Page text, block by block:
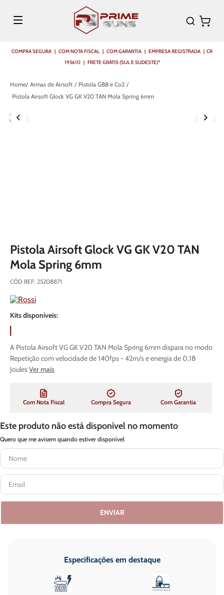
COMPRA SEGURA | COM NOTA FISCAL | COM GARANTIA | EMPRESA REGISTRADA | CR
195610 | FRETE GRÁTIS (SUL E SUDESTE)*
Armas de Airsoft
Pistola GBB e Co2
Pistola Airsoft Glock VG GK V20 TAN Mola Spring 6mm
Pistola Airsoft Glock VG GK V20 TAN
Mola Spring 6mm
CÓD REF: 25208871
Kits disponíveis:
A Pistola Airsoft VG GK V20 TAN Mola Spring 6mm dispara no modo
Repetição com velocidade de 140fps - 42m/s e energia de 0,18
JoulesVer mais
Com Nota Fiscal Compra Segura Com Garantia
Este produto não está disponível no momento
Quero que me avisem quando estiver disponível
ENVIAR
Especificações em destaque